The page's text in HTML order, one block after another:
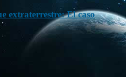
extraterrestre: El caso